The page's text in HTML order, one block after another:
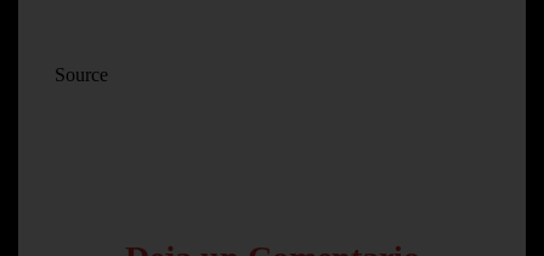
Source